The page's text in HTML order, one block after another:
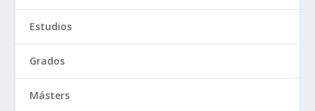
Estudios
Grados
Másters